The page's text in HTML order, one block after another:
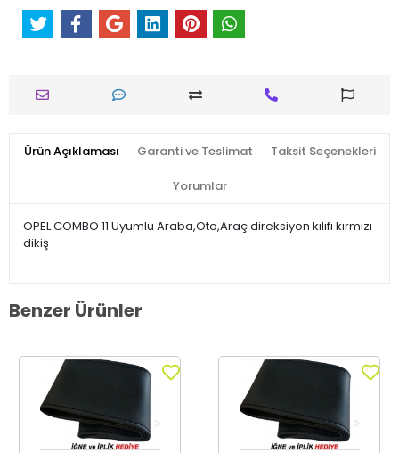
Ürün Açıklaması Garanti ve Teslimat Taksit Seçenekleri
Yorumlar
OPEL COMBO 11 Uyumlu Araba,Oto,Araç direksiyon kılıfı kırmızı
dikiş
Benzer Ürünler